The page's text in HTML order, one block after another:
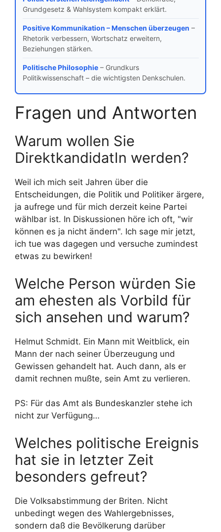
Grundgesetz & Wahlsystem kompakt erklärt.
Positive Kommunikation – Menschen überzeugen –
Rhetorik verbessern, Wortschatz erweitern,
Beziehungen stärken.
Politische Philosophie– Grundkurs
Politikwissenschaft – die wichtigsten Denkschulen.
Fragen und Antworten
Warum wollen Sie
DirektkandidatIn werden?
Weil ich mich seit Jahren über die
Entscheidungen, die Politik und Politiker ärgere,
ja aufrege und für mich derzeit keine Partei
wählbar ist. In Diskussionen höre ich oft, "wir
können es ja nicht ändern". Ich sage mir jetzt,
ich tue was dagegen und versuche zumindest
etwas zu bewirken!
Welche Person würden Sie
am ehesten als Vorbild für
sich ansehen und warum?
Helmut Schmidt. Ein Mann mit Weitblick, ein
Mann der nach seiner Überzeugung und
Gewissen gehandelt hat. Auch dann, als er
damit rechnen mußte, sein Amt zu verlieren.
PS: Für das Amt als Bundeskanzler stehe ich
nicht zur Verfügung…
Welches politische Ereignis
hat sie in letzter Zeit
besonders gefreut?
Die Volksabstimmung der Briten. Nicht
unbedingt wegen des Wahlergebnisses,
sondern daß die Bevölkerung darüber